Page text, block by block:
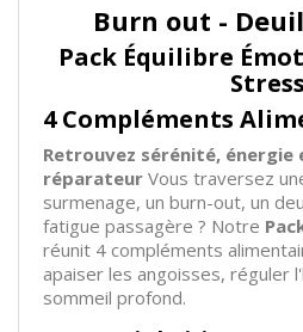
Burn out -
Pack Équilibre
Stress
4 Compléments
Retrouvez sérénité, énergie
réparateur Vous traversez
surmenage, un burn-out, un
fatigue passagère ? Notre
réunit 4 compléments
apaiser les angoisses, réguler
sommeil profond.